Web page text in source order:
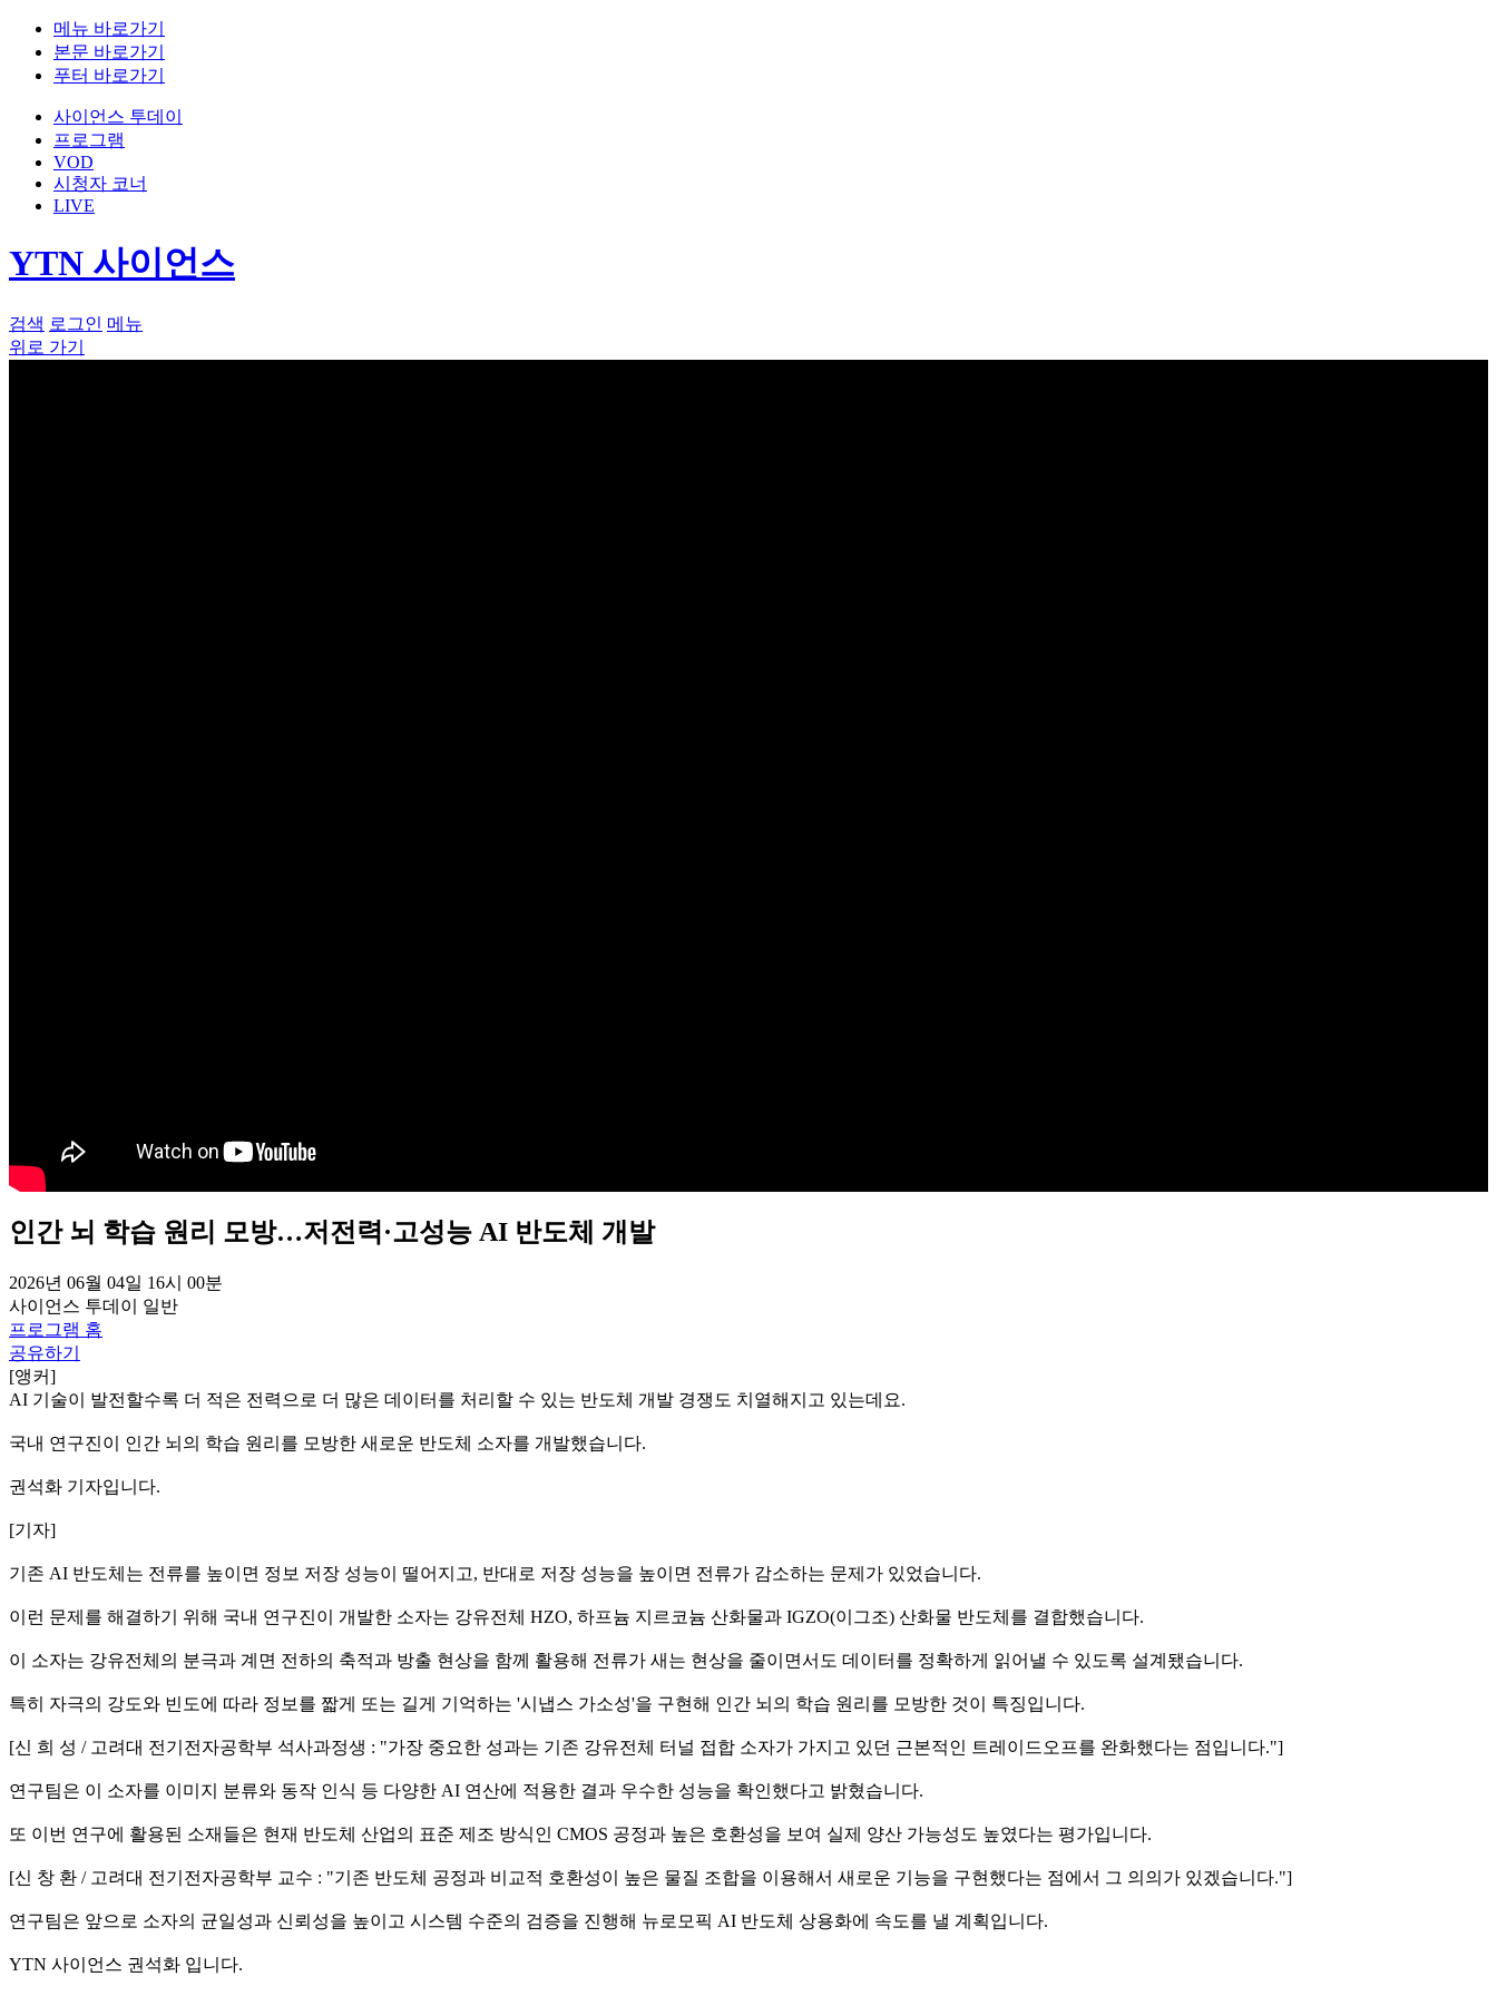
메뉴 바로가기
본문 바로가기
푸터 바로가기
사이언스 투데이
프로그램
VOD
시청자 코너
LIVE
YTN 사이언스
검색 로그인 메뉴
위로 가기
인간 뇌 학습 원리 모방…저전력·고성능 AI 반도체 개발
2026년 06월 04일 16시 00분
사이언스 투데이
일반
프로그램 홈
공유하기
[앵커]
AI 기술이 발전할수록 더 적은 전력으로 더 많은 데이터를 처리할 수 있는 반도체 개발 경쟁도 치열해지고 있는데요.
국내 연구진이 인간 뇌의 학습 원리를 모방한 새로운 반도체 소자를 개발했습니다.
권석화 기자입니다.
[기자]
기존 AI 반도체는 전류를 높이면 정보 저장 성능이 떨어지고, 반대로 저장 성능을 높이면 전류가 감소하는 문제가 있었습니다.
이런 문제를 해결하기 위해 국내 연구진이 개발한 소자는 강유전체 HZO, 하프늄 지르코늄 산화물과 IGZO(이그조) 산화물 반도체를 결합했습니다.
이 소자는 강유전체의 분극과 계면 전하의 축적과 방출 현상을 함께 활용해 전류가 새는 현상을 줄이면서도 데이터를 정확하게 읽어낼 수 있도록 설계됐습니다.
특히 자극의 강도와 빈도에 따라 정보를 짧게 또는 길게 기억하는 '시냅스 가소성'을 구현해 인간 뇌의 학습 원리를 모방한 것이 특징입니다.
[신 희 성 / 고려대 전기전자공학부 석사과정생 : "가장 중요한 성과는 기존 강유전체 터널 접합 소자가 가지고 있던 근본적인 트레이드오프를 완화했다는 점입니다."]
연구팀은 이 소자를 이미지 분류와 동작 인식 등 다양한 AI 연산에 적용한 결과 우수한 성능을 확인했다고 밝혔습니다.
또 이번 연구에 활용된 소재들은 현재 반도체 산업의 표준 제조 방식인 CMOS 공정과 높은 호환성을 보여 실제 양산 가능성도 높였다는 평가입니다.
[신 창 환 / 고려대 전기전자공학부 교수 : "기존 반도체 공정과 비교적 호환성이 높은 물질 조합을 이용해서 새로운 기능을 구현했다는 점에서 그 의의가 있겠습니다."]
연구팀은 앞으로 소자의 균일성과 신뢰성을 높이고 시스템 수준의 검증을 진행해 뉴로모픽 AI 반도체 상용화에 속도를 낼 계획입니다.
YTN 사이언스 권석화 입니다.